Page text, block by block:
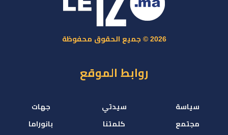
2026 © جميع الحقوق محفوظة
روابط الموقع
سياسة
مجتمع
سيدتي
كلمتنا
جهات
بانوراما